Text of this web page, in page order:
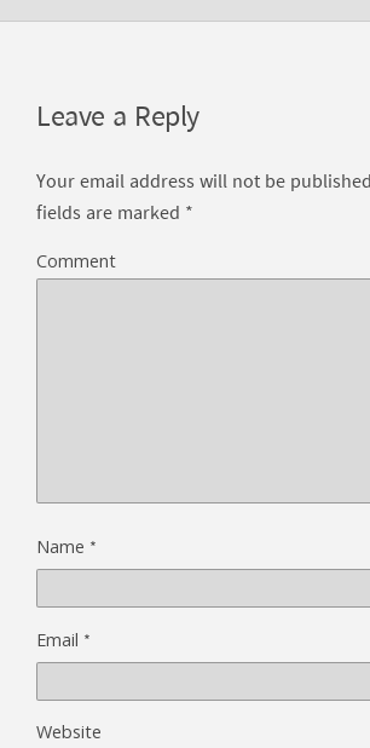
Leave a Reply
Your email address will not be
fields are marked *
Comment
Name *
Email *
Website